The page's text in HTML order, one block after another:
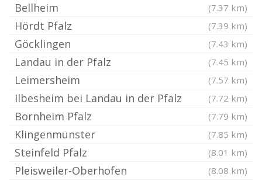
Bellheim (7.37 km)
Hördt Pfalz (7.39 km)
Göcklingen (7.43 km)
Landau in der Pfalz (7.45 km)
Leimersheim (7.57 km)
Ilbesheim bei Landau in der Pfalz (7.72 km)
Bornheim Pfalz (7.79 km)
Klingenmünster (7.85 km)
Steinfeld Pfalz (8.01 km)
Pleisweiler-Oberhofen (8.08 km)